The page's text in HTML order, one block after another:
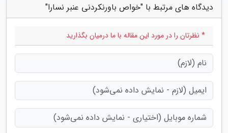
دیدگاه های مرتبط با "خواص باورنکردنی عنبر نسارا"
* نظرتان را در مورد این مقاله با ما درمیان بگذارید